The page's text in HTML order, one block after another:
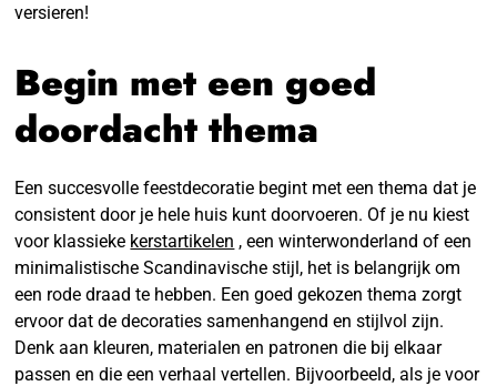
versieren!
Begin met een goed
doordacht thema
Een succesvolle feestdecoratie begint met een thema dat je
consistent door je hele huis kunt doorvoeren. Of je nu kiest
voor klassieke kerstartikelen , een winterwonderland of een
minimalistische Scandinavische stijl, het is belangrijk om
een rode draad te hebben. Een goed gekozen thema zorgt
ervoor dat de decoraties samenhangend en stijlvol zijn.
Denk aan kleuren, materialen en patronen die bij elkaar
passen en die een verhaal vertellen. Bijvoorbeeld, als je voor